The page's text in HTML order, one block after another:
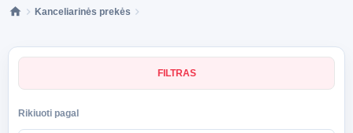
Kanceliarinės prekės
FILTRAS
Rikiuoti pagal